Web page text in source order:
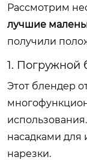
Рассмотрим
лучшие
получили
1. Погружной
Этот блендер
насадками для
нарезки.